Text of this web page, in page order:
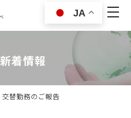
JA
新着情報
交替勤務のご報告